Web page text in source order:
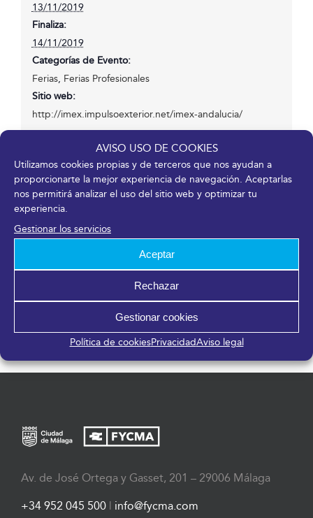
AVISO USO DE COOKIES
Utilizamos cookies propias y de terceros que nos ayudan a
proporcionarte la mejor experiencia de navegación. Aceptarlas
nos permitirá analizar el uso del sitio web y optimizar tu
experiencia.
Gestionar los servicios
Aceptar
Rechazar
Gestionar cookies
Política de cookiesPrivacidadAviso legal
13/11/2019
Finaliza:
14/11/2019
Categorías de Evento:
Ferias, Ferias Profesionales
Sitio web:
http://imex.impulsoexterior.net/imex-andalucia/
¡Comparte en tus redes sociales!
Facebook
CONVERGENCE, THE GLOBAL
BLOCKCHAIN CONGRESS
XV STOCK! FERIA
OUTLET MÁLAGA
Av. de José Ortega y Gasset, 201 – 29006 Málaga
+34 952 045 500 info@fycma.com